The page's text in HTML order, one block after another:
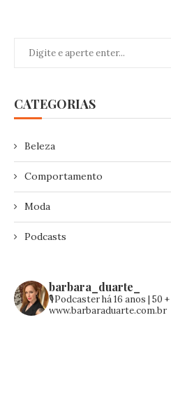
CATEGORIAS
Beleza
Comportamento
Moda
Podcasts
barbara_duarte_
🎙️Podcaster há 16 anos | 50 +
www.barbaraduarte.com.br